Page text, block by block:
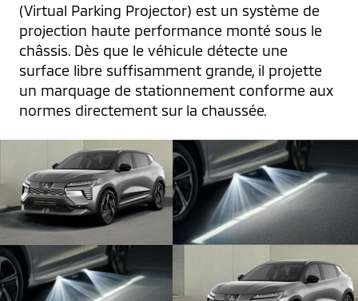
(Virtual Parking Projector) est un système de
projection haute performance monté sous le
châssis. Dès que le véhicule détecte une
surface libre suffisamment grande, il projette
un marquage de stationnement conforme aux
normes directement sur la chaussée.